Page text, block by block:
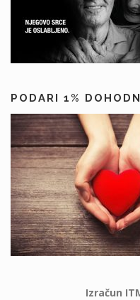
PODARI 1%
Izračun